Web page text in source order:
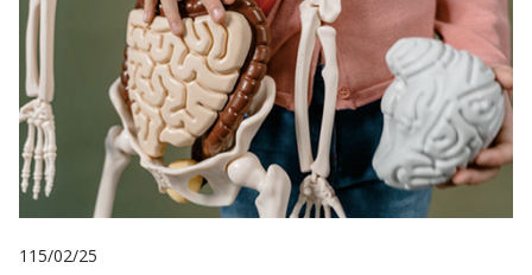
115/02/25